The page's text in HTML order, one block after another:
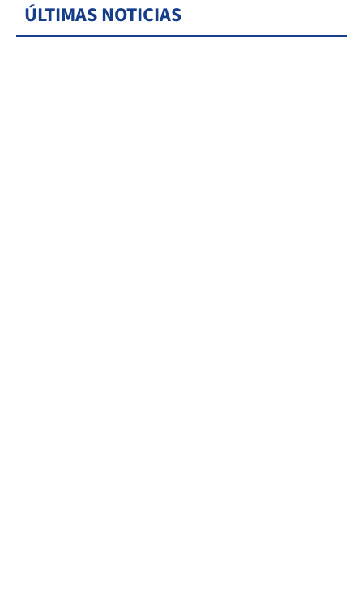
ÚLTIMAS NOTICIAS